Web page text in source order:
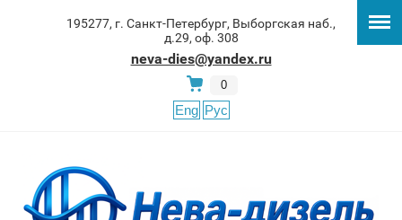
195277, г. Санкт-Петербург, Выборгская наб.,
д.29, оф. 308
neva-dies@yandex.ru
0
Eng Рус